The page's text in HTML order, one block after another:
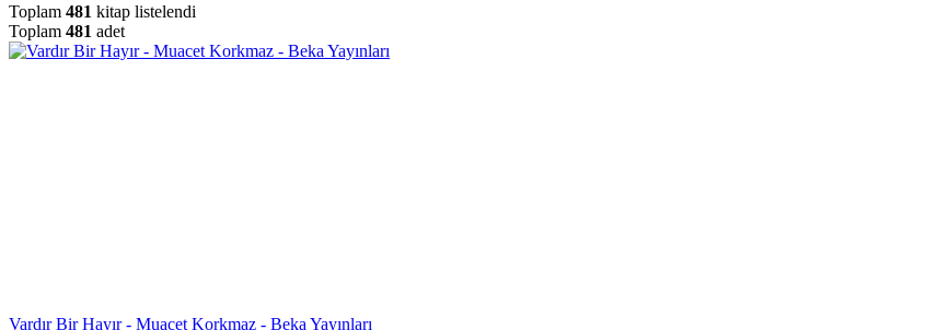
Toplam 481 kitap listelendi
Toplam 481 adet
Vardır Bir Hayır - Muacet Korkmaz - Beka Yayınları